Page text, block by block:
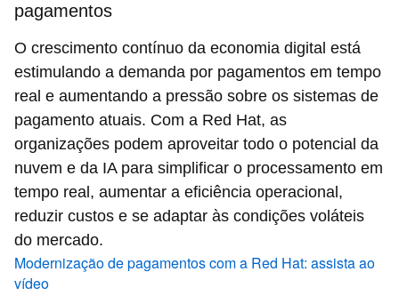
pagamentos
O crescimento contínuo da economia digital está
estimulando a demanda por pagamentos em tempo
real e aumentando a pressão sobre os sistemas de
pagamento atuais. Com a Red Hat, as
organizações podem aproveitar todo o potencial da
nuvem e da IA para simplificar o processamento em
tempo real, aumentar a eficiência operacional,
reduzir custos e se adaptar às condições voláteis
do mercado.
Modernização de pagamentos com a Red Hat: assista ao
vídeo